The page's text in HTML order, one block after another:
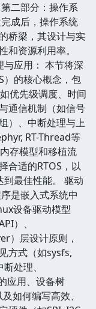
二部分：操作系
成后，操作系统
桥梁，其设计与实
和资源利用率。
与应用： 本节将深
）的核心概念，包
优先级调度、时间
通信机制（如信号
）、中断处理与上
RT-Thread等
存模型和移植流
合适的RTOS，以
到最佳性能。 驱动
是嵌入式系统中
设备驱动模型
）、
）层设计原则，
方式（如sysfs,
处理、
应用、设备树
如何编写高效、